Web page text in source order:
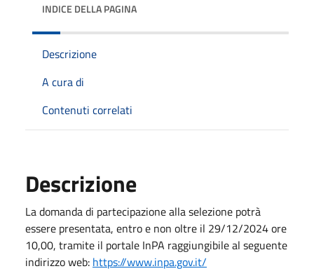
INDICE DELLA PAGINA
Descrizione
A cura di
Contenuti correlati
Descrizione
La domanda di partecipazione alla selezione potrà
essere presentata, entro e non oltre il 29/12/2024 ore
10,00, tramite il portale InPA raggiungibile al seguente
indirizzo web: https://www.inpa.gov.it/